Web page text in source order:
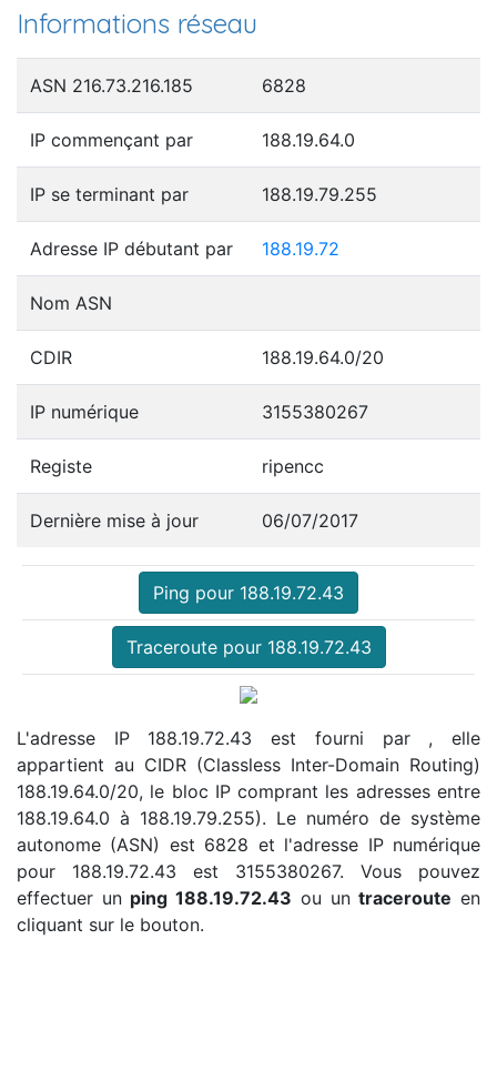
Informations réseau
ASN 216.73.216.185 6828
IP commençant par 188.19.64.0
IP se terminant par 188.19.79.255
Adresse IP débutant par 188.19.72
Nom ASN
CDIR 188.19.64.0/20
IP numérique 3155380267
Registe ripencc
Dernière mise à jour 06/07/2017
Ping pour 188.19.72.43
Traceroute pour 188.19.72.43
L'adresse IP 188.19.72.43 est fourni par , elle
appartient au CIDR (Classless Inter-Domain Routing)
188.19.64.0/20, le bloc IP comprant les adresses entre
188.19.64.0 à 188.19.79.255). Le numéro de système
autonome (ASN) est 6828 et l'adresse IP numérique
pour 188.19.72.43 est 3155380267. Vous pouvez
effectuer un ping 188.19.72.43 ou untraceroute en
cliquant sur le bouton.